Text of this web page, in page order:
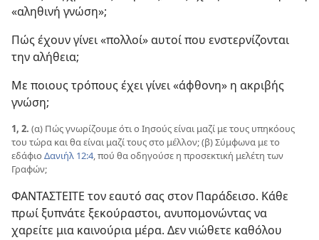
«αληθινή γνώση»;
Πώς έχουν γίνει «πολλοί» αυτοί που ενστερνίζονται
την αλήθεια;
Με ποιους τρόπους έχει γίνει «άφθονη» η ακριβής
γνώση;
1, 2. (α) Πώς γνωρίζουμε ότι ο Ιησούς είναι μαζί με τους υπηκόους
του τώρα και θα είναι μαζί τους στο μέλλον; (β) Σύμφωνα με το
εδάφιο Δανιήλ 12:4, πού θα οδηγούσε η προσεκτική μελέτη των
Γραφών;
ΦΑΝΤΑΣΤΕΙΤΕ τον εαυτό σας στον Παράδεισο. Κάθε
πρωί ξυπνάτε ξεκούραστοι, ανυπομονώντας να
χαρείτε μια καινούρια μέρα. Δεν νιώθετε καθόλου